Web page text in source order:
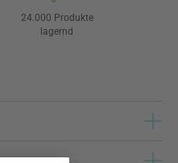
24.000 Produkte
lagernd